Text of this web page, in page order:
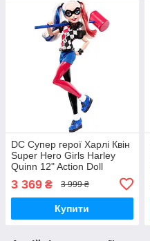
DC Супер герої Харлі Квін
Super Hero Girls Harley
Quinn 12" Action Doll
3 369 ₴ 3 999 ₴
Купити